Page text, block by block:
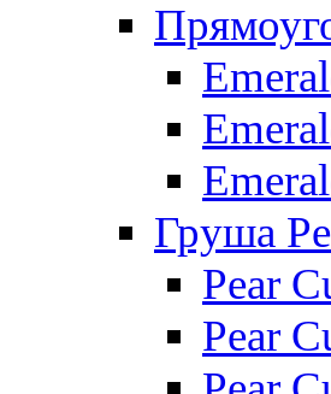
Груша
Pear
Pear